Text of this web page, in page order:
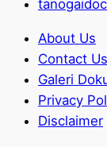
About Us
Contact Us
Galeri
Privacy
Disclaimer